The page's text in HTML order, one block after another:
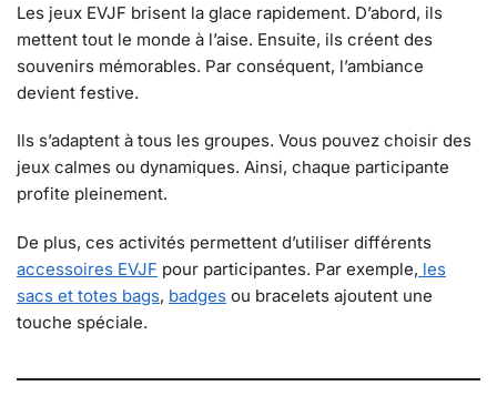
Les jeux EVJF brisent la glace rapidement. D’abord, ils
mettent tout le monde à l’aise. Ensuite, ils créent des
souvenirs mémorables. Par conséquent, l’ambiance
devient festive.
Ils s’adaptent à tous les groupes. Vous pouvez choisir des
jeux calmes ou dynamiques. Ainsi, chaque participante
profite pleinement.
De plus, ces activités permettent d’utiliser différents
accessoires EVJF pour participantes. Par exemple, les
sacs et totes bags, badges ou bracelets ajoutent une
touche spéciale.